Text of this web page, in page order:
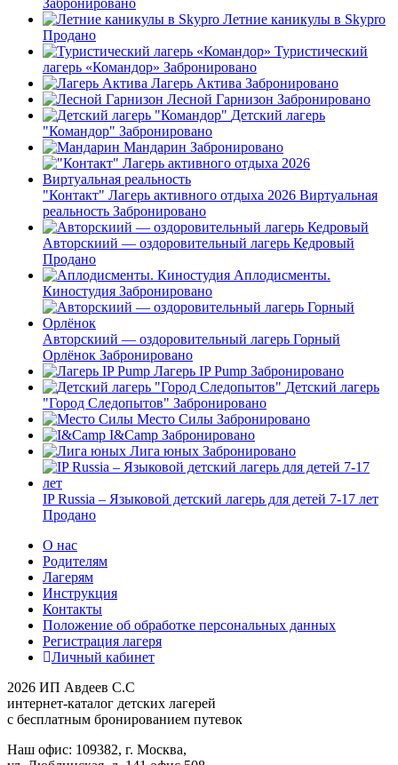
Забронировано
Летние каникулы в Skypro
Продано
Туристический
лагерь «Командор» Забронировано
Лагерь Актива Забронировано
Лесной Гарнизон Забронировано
Детский лагерь
"Командор" Забронировано
Мандарин Забронировано
"Контакт" Лагерь активного отдыха 2026 Виртуальная
реальность Забронировано
Авторскиий — оздоровительный лагерь Кедровый
Продано
Аплодисменты.
Киностудия Забронировано
Авторскиий — оздоровительный лагерь Горный
Орлёнок Забронировано
Лагерь IP Pump Забронировано
Детский лагерь
"Город Следопытов" Забронировано
Место Силы Забронировано
I&Camp Забронировано
Лига юных Забронировано
IP Russia – Языковой детский лагерь для детей 7-17 лет
Продано
О нас
Родителям
Лагерям
Инструкция
Контакты
Положение об обработке персональных данных
Регистрация лагеря
Личный кабинет
2026 ИП Авдеев С.С
интернет-каталог детских лагерей
с бесплатным бронированием путевок
Наш офис: 109382, г. Москва,